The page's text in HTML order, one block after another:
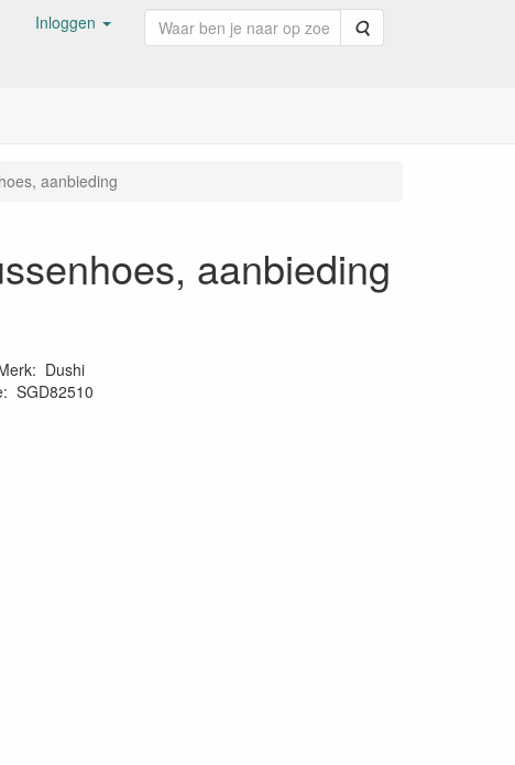
Inloggen Zoeken
aanbieding
aanbieding
: Dushi
: SGD82510